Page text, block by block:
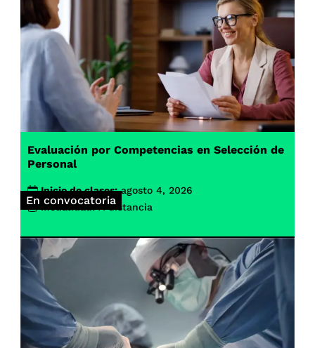
En convocatoria
Evaluación por Competencias en Selección de
Personal
Inicio de clases: agosto 4, 2026
Modalidad: A distancia